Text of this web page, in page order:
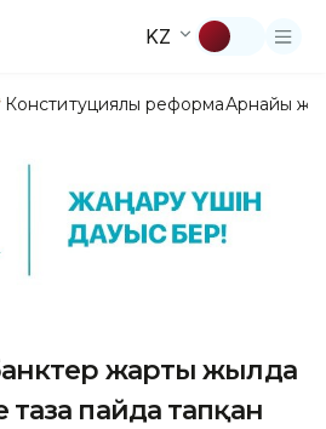
KZ
Конституциялық реформаАрнайы
жарты жылда
таза пайда тапқан